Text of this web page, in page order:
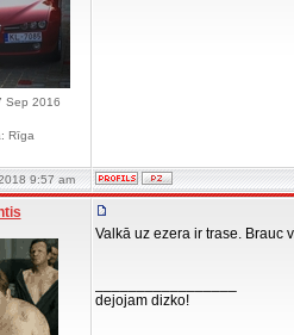
Sep 2016
Rīga
9:57 am
Valkā uz ezera ir trase. Brauc
dejojam dizko!